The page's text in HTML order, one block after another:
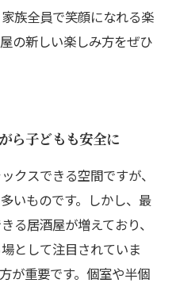
族全員で笑顔になれる楽
の新しい楽しみ方をぜひ
ら子どもも安全に
クスできる空間ですが、
いものです。しかし、最
る居酒屋が増えており、
として注目されていま
が重要です。個室や半個